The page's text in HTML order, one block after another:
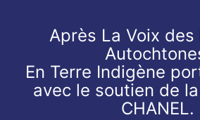
Après La Voix des
En Terre Indigène
avec le soutien de
CHANEL.